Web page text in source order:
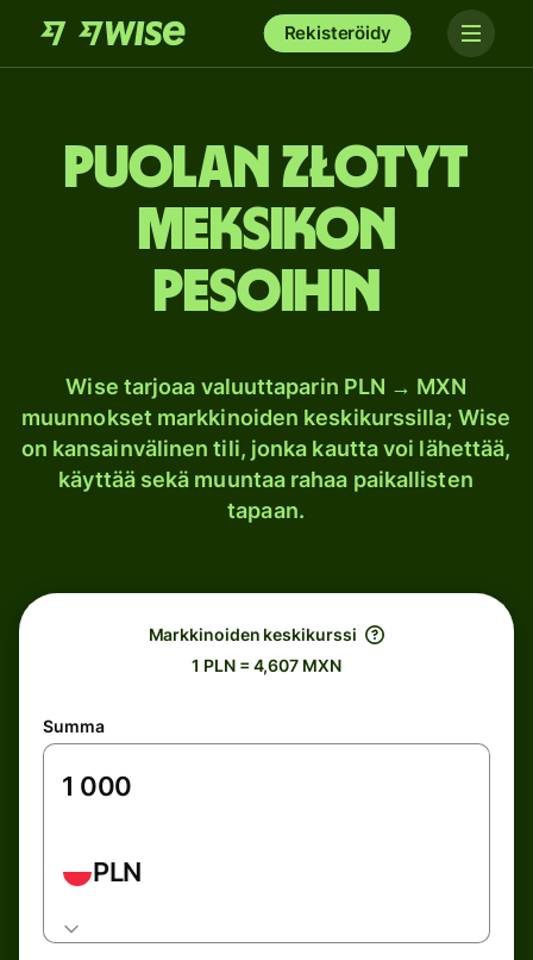
Rekisteröidy
Puolan złotyt
Meksikon
pesoihin
Wise tarjoaa valuuttaparin PLN → MXN
muunnokset markkinoiden keskikurssilla; Wise
on kansainvälinen tili, jonka kautta voi lähettää,
käyttää sekä muuntaa rahaa paikallisten
tapaan.
Markkinoiden keskikurssi
1 PLN = 4,607 MXN
Summa
PLN